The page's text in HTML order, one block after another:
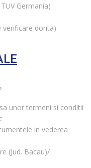
Germania)
verificare dorita)
unor termeni si conditii
in vederea
(Jud. Bacau)/